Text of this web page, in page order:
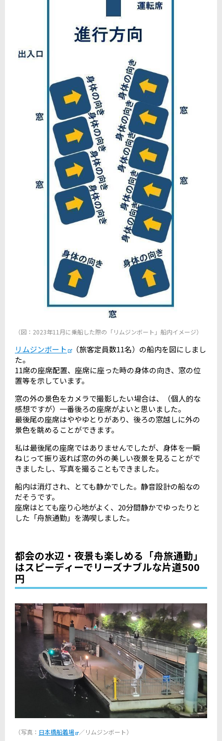
（図：2023年11月に乗船した際の「リムジンボート」船内イメージ）
リムジンボート （旅客定員数11名）の船内を図にしまし
た。
11席の座席配置、座席に座った時の身体の向き、窓の位
置等を示しています。
窓の外の景色をカメラで撮影したい場合は、（個人的な
感想ですが）一番後ろの座席がよいと思いました。
最後尾の座席はややゆとりがあり、後ろの窓越しに外の
景色を眺めることができます。
私は最後尾の座席ではありませんでしたが、身体を一瞬
ねじって振り返れば窓の外の美しい夜景を見ることがで
きましたし、写真を撮ることもできました。
船内は消灯され、とても静かでした。静音設計の船なの
だそうです。
座席はとても座り心地がよく、20分間静かでゆったりと
した「舟旅通勤」を満喫しました。
都会の水辺・夜景も楽しめる「舟旅通勤」
はスピーディーでリーズナブルな片道500
円
（写真： 日本橋船着場 ／リムジンボート）